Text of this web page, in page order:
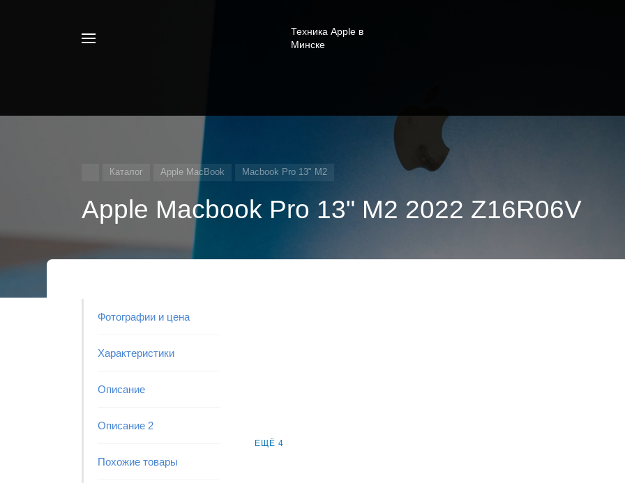
Техника Apple в
Минске
Каталог Apple MacBook Macbook Pro 13" M2
Apple Macbook Pro 13" M2 2022 Z16R06V
Фотографии и цена
Характеристики
Описание
Описание 2
Похожие товары
ЕЩЁ 4